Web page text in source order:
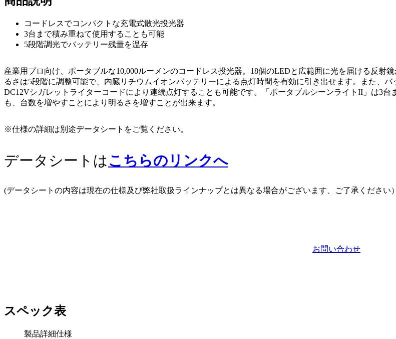
コードレスでコンパクトな充電式散光投光器
3台まで積み重ねて使用することも可能
5段階調光でバッテリー残量を温存
産業用プロ向け、ポータブルな10,000ルーメンのコードレス投光器。18個のLEDと広範囲に光を届ける反射
るさは5段階に調整可能で、内臓リチウムイオンバッテリーによる点灯時間を有効に引き出せます。また、
DC12Vシガレットライターコードにより連続点灯することも可能です。「ポータブルシーンライトII」は3
も、台数を増やすことにより明るさを増すことが出来ます。
※仕様の詳細は別途データシートをご覧ください。
データシートはこちらのリンクへ
(データシートの内容は現在の仕様及び弊社取扱ラインナップとは異なる場合がございます、ご了承ください）
お問い合わせ
スペック表
製品詳細仕様